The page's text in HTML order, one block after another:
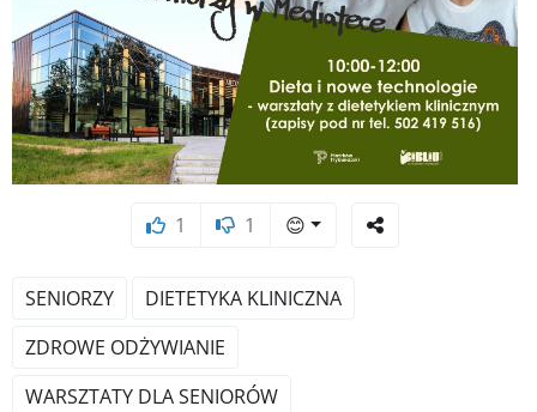
1 1 😊
SENIORZY
DIETETYKA KLINICZNA
ZDROWE ODŻYWIANIE
WARSZTATY DLA SENIORÓW